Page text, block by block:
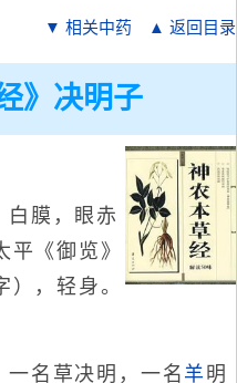
▼ 相关中药 ▲ 返回目录
》决明子
白膜，眼赤
《御览》
，轻身。
一名草决明，一名 羊 明